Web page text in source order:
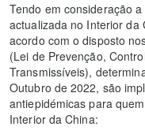
Tendo em consideração
actualizada no Interior da
acordo com o disposto
(Lei de Prevenção,
Transmissíveis),
Outubro de 2022, são
antiepidémicas para
Interior da China: